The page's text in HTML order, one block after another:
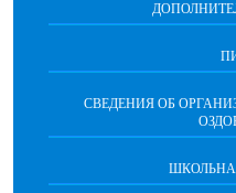
СВЕДЕНИЯ ОБ